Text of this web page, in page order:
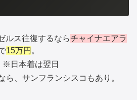
ルス往復するならチャイナエアラ
15万円 。
日本着は翌日
ら、サンフランシスコもあり。